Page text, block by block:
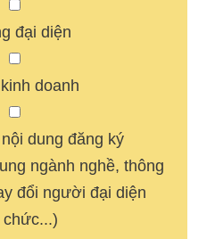
đại diện
doanh
dung đăng ký
ngành nghề, thông
đổi người đại diện
chức...)